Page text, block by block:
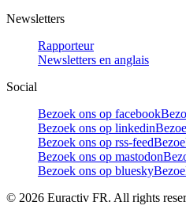
Newsletters
Rapporteur
Newsletters en anglais
Social
Bezoek ons op facebook
Bezoek ons op linkedin
Bezoek ons op rss-feed
Bezoek ons op mastodon
Bezoek ons op bluesky
© 2026 Euractiv FR. All rights